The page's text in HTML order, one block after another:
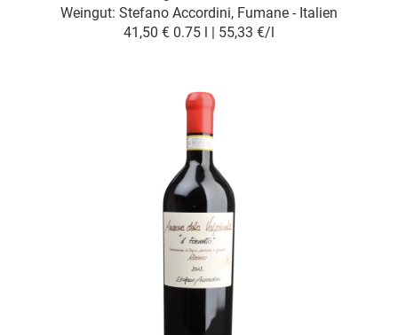
Weingut: Stefano Accordini, Fumane - Italien
41,50 € 0.75 l | 55,33 €/l